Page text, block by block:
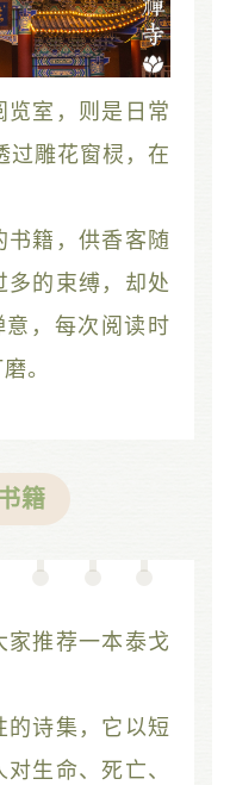
室，则是日常
过雕花窗棂，在
籍，供香客随
的束缚，却处
意，每次阅读时
。
籍
推荐一本泰戈
诗集，它以短
生命、死亡、